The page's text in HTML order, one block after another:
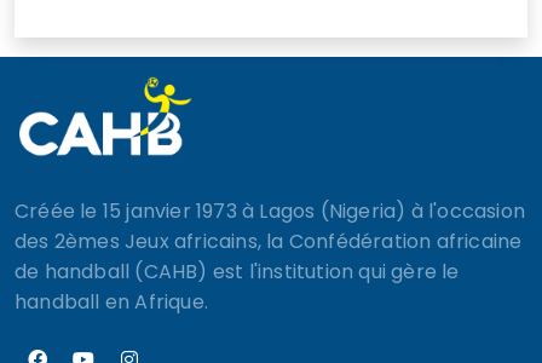
Créée le 15 janvier 1973 à Lagos (Nigeria) à l'occasion
des 2èmes Jeux africains, la Confédération africaine
de handball (CAHB) est l'institution qui gère le
handball en Afrique.